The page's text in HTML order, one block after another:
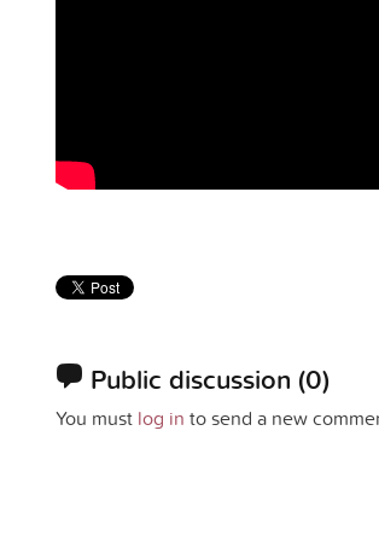
Public discussion (0)
You must log in to send a new